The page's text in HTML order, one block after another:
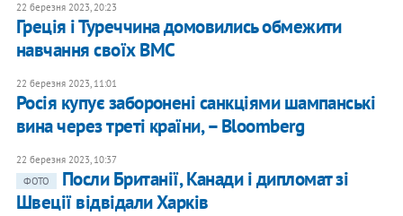
22 березня 2023, 20:23
Греція і Туреччина домовились обмежити
навчання своїх ВМС
22 березня 2023, 11:01
Росія купує заборонені санкціями шампанські
вина через треті країни, – Bloomberg
22 березня 2023, 10:37
ФОТО
Посли Британії, Канади і дипломат зі
Швеції відвідали Харків